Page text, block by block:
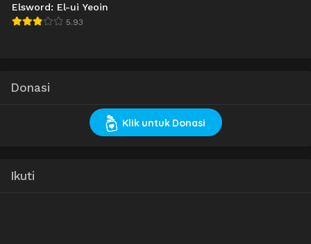
Elsword: El-ui Yeoin
5.93
Donasi
Klik untuk Donasi
Ikuti